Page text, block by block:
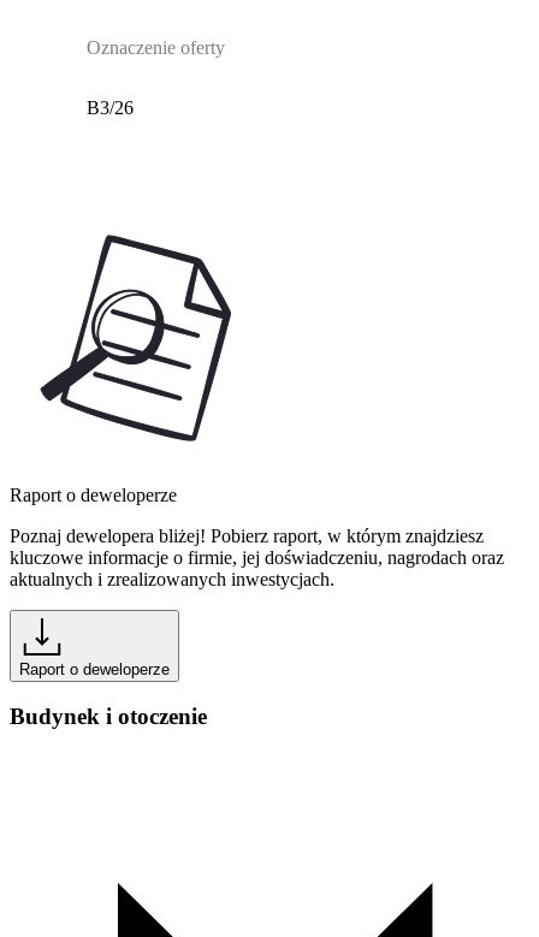
Oznaczenie oferty
B3/26
Raport o deweloperze
Poznaj dewelopera bliżej! Pobierz raport, w którym znajdziesz
kluczowe informacje o firmie, jej doświadczeniu, nagrodach oraz
aktualnych i zrealizowanych inwestycjach.
Raport o deweloperze
Budynek i otoczenie